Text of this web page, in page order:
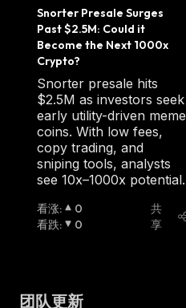
Snorter Presale Surges
Past $2.5M: Could it
Become the Next 1000x
Crypto?
Snorter presale hits
$2.5M as investors seek
early utility-driven meme
coins. With low fees,
copy trading, and
sniping tools, analysts
see 10x–1000x potential.
看涨:
0
看跌: 0
共
享
团队更新